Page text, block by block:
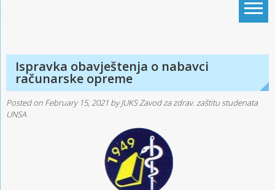
Ispravka obavještenja o nabavci
računarske opreme
Posted on February 15, 2021 byJUKS Zavod za zdrav. zaštitu studenata
UNSA